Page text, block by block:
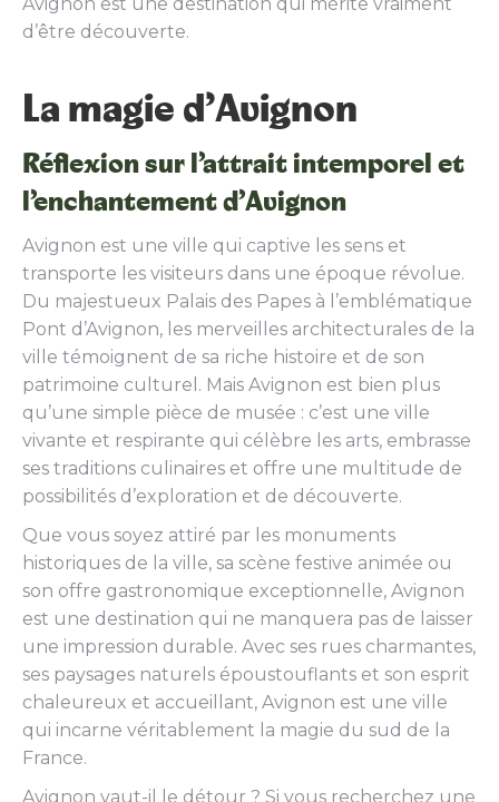
d’être découverte.
La magie d’Avignon
Réflexion sur l’attrait intemporel et
l’enchantement d’Avignon
Avignon est une ville qui captive les sens et
transporte les visiteurs dans une époque révolue.
Du majestueux Palais des Papes à l’emblématique
Pont d’Avignon, les merveilles architecturales de la
ville témoignent de sa riche histoire et de son
patrimoine culturel. Mais Avignon est bien plus
qu’une simple pièce de musée : c’est une ville
vivante et respirante qui célèbre les arts, embrasse
ses traditions culinaires et offre une multitude de
possibilités d’exploration et de découverte.
Que vous soyez attiré par les monuments
historiques de la ville, sa scène festive animée ou
son offre gastronomique exceptionnelle, Avignon
est une destination qui ne manquera pas de laisser
une impression durable. Avec ses rues charmantes,
ses paysages naturels époustouflants et son esprit
chaleureux et accueillant, Avignon est une ville
qui incarne véritablement la magie du sud de la
France.
Avignon vaut-il le détour ? Si vous recherchez une